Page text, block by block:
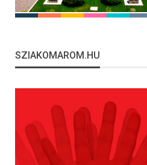
SZIAKOMAROM.HU